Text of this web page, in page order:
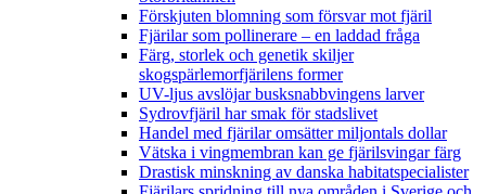
Förskjuten blomning som försvar mot fjäril
Fjärilar som pollinerare – en laddad fråga
Färg, storlek och genetik skiljer
skogspärlemorfjärilens former
UV-ljus avslöjar busksnabbvingens larver
Sydrovfjäril har smak för stadslivet
Handel med fjärilar omsätter miljontals dollar
Vätska i vingmembran kan ge fjärilsvingar färg
Drastisk minskning av danska habitatspecialister